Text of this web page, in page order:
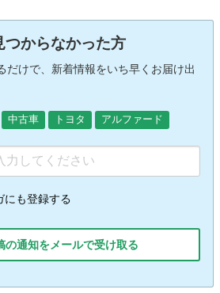
つからなかった方
だけで、新着情報をいち早くお届け出
中古車 トヨタ アルファード
にも登録する
の通知をメールで受け取る